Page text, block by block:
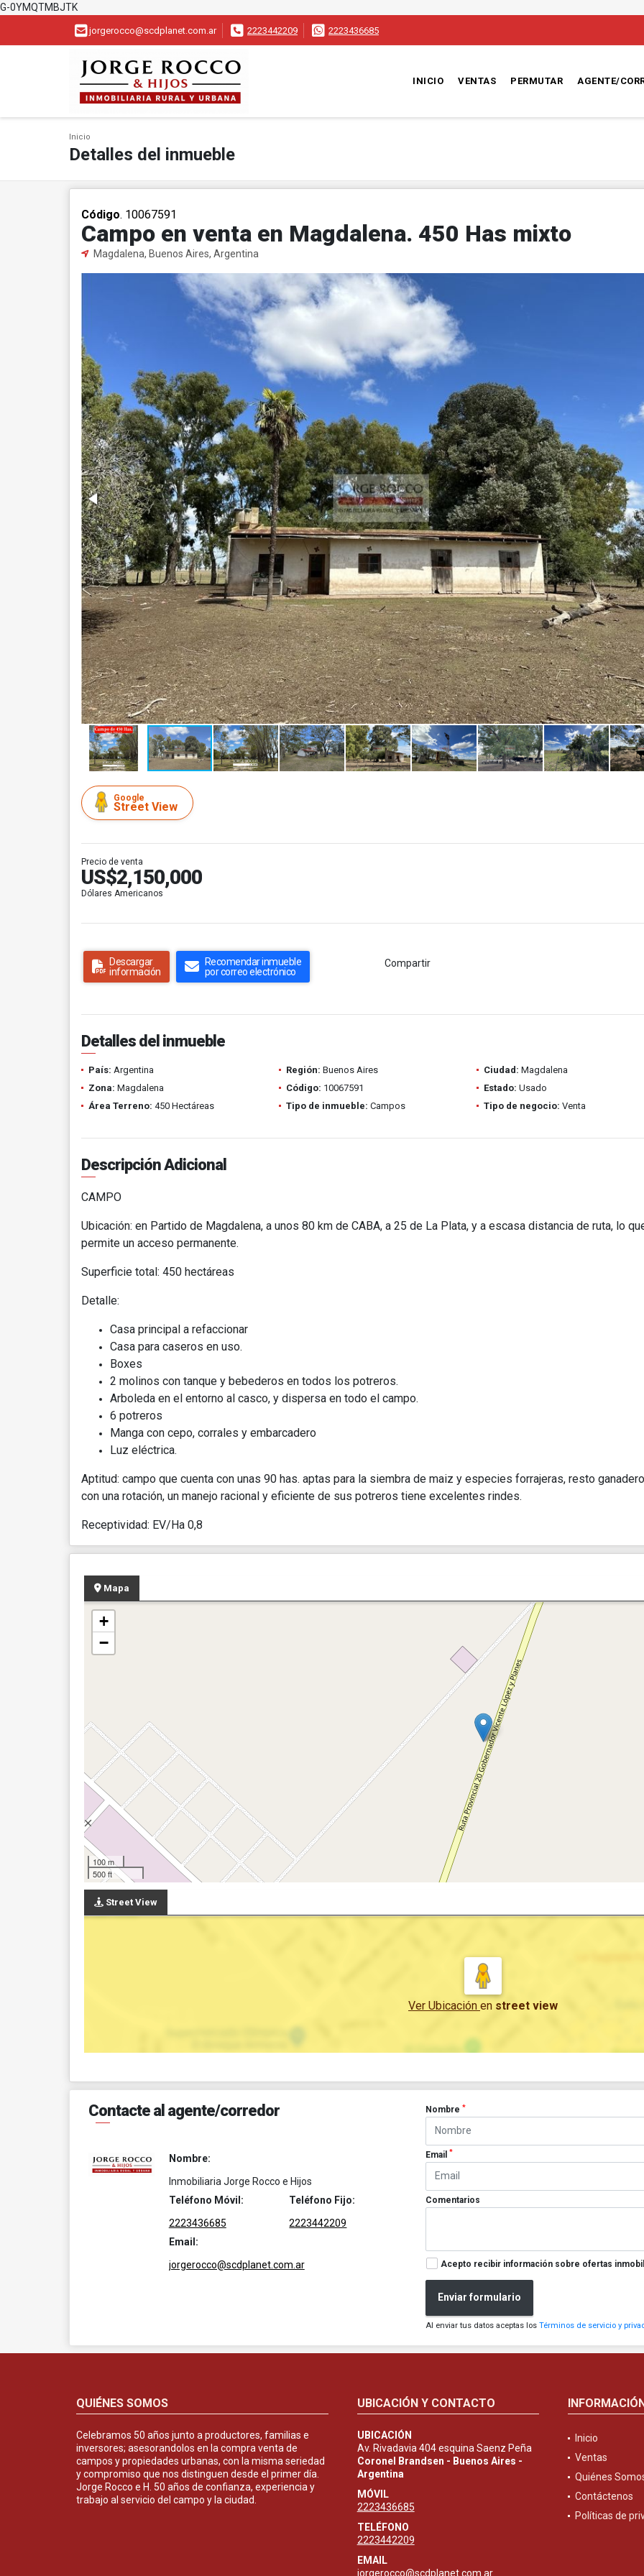
G-0YMQTMBJTK
jorgerocco@scdplanet.com.ar 2223442209 2223436685
INICIO VENTAS PERMUTAR AGENTE/
Inicio
Detalles del inmueble
Código. 10067591
Campo en venta en Magdalena. 450 Has mixto
Magdalena, Buenos Aires, Argentina
Google
Street View
Precio de venta
US$2,150,000
Dólares Americanos
Descargar
información
Recomendar inmueble
por correo electrónico
Compartir
Detalles del inmueble
País: Argentina Región: Buenos Aires Ciudad: Magdalena
Zona: Magdalena Código: 10067591 Estado: Usado
Área Terreno: 450 Hectáreas Tipo de inmueble: Campos Tipo de negocio: Venta
Descripción Adicional
CAMPO
Ubicación: en Partido de Magdalena, a unos 80 km de CABA, a 25 de La Plata, y a escasa distancia de ruta, lo
permite un acceso permanente.
Superficie total: 450 hectáreas
Detalle:
Casa principal a refaccionar
Casa para caseros en uso.
Boxes
2 molinos con tanque y bebederos en todos los potreros.
Arboleda en el entorno al casco, y dispersa en todo el campo.
6 potreros
Manga con cepo, corrales y embarcadero
Luz eléctrica.
Aptitud: campo que cuenta con unas 90 has. aptas para la siembra de maiz y especies forrajeras, resto
con una rotación, un manejo racional y eficiente de sus potreros tiene excelentes rindes.
Receptividad: EV/Ha 0,8
Mapa
+
−
100 m
500 ft
Street View
Ver Ubicación en street view
Contacte al agente/corredor
Nombre:
Inmobiliaria Jorge Rocco e Hijos
Teléfono Móvil:
2223436685
Teléfono Fijo:
2223442209
Email:
jorgerocco@scdplanet.com.ar
Nombre*
Email*
Comentarios
Acepto recibir información sobre ofertas
Enviar formulario
Al enviar tus datos aceptas losTérminos de servicio y
QUIÉNES SOMOS
Celebramos 50 años junto a productores, familias e
inversores; asesorandolos en la compra venta de
campos y propiedades urbanas, con la misma seriedad
y compromiso que nos distinguen desde el primer día.
Jorge Rocco e H. 50 años de confianza, experiencia y
trabajo al servicio del campo y la ciudad.
UBICACIÓN Y CONTACTO
UBICACIÓN
Av. Rivadavia 404 esquina Saenz Peña
Coronel Brandsen - Buenos Aires -
Argentina
MÓVIL
2223436685
TELÉFONO
2223442209
EMAIL
jorgerocco@scdplanet.com.ar
Inicio
Ventas
Quiénes
Contáctenos
Políticas de